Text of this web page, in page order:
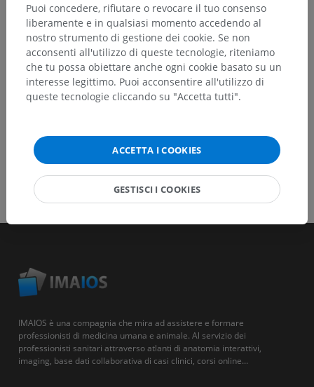
Segnala un problema
SCARICA L'APP
IMAIOS è una compagnia che mira ad assistere e formare
professionisti di medicina umana e animale. Al servizio dei
professionisti sanitari attraverso atlanti di anatomia interattivi,
imaging, base dati collaborativa di casi clinici, corsi online...
Puoi concedere, rifiutare o revocare il tuo consenso
liberamente e in qualsiasi momento accedendo al
nostro strumento di gestione dei cookie. Se non
acconsenti all'utilizzo di queste tecnologie, riteniamo
che tu possa obiettare anche ogni cookie basato su un
interesse legittimo. Puoi acconsentire all'utilizzo di
queste tecnologie cliccando su "Accetta tutti".
ACCETTA I COOKIES
GESTISCI I COOKIES